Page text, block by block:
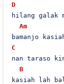
D
hilang galak
Am
C
nan taraso
B
kasiah lah